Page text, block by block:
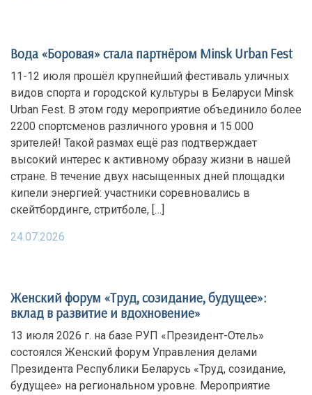
Вода «Боровая» стала партнёром Minsk Urban Fest
11-12 июля прошёл крупнейший фестиваль уличных
видов спорта и городской культуры в Беларуси Minsk
Urban Fest. В этом году мероприятие объединило более
2200 спортсменов различного уровня и 15 000
зрителей! Такой размах ещё раз подтверждает
высокий интерес к активному образу жизни в нашей
стране. В течение двух насыщенных дней площадки
кипели энергией: участники соревновались в
скейтбординге, стритболе, […]
24.07.2026
Женский форум «Труд, созидание, будущее»:
вклад в развитие и вдохновение»
13 июля 2026 г. на базе РУП «Президент-Отель»
состоялся Женский форум Управления делами
Президента Республики Беларусь «Труд, созидание,
будущее» на региональном уровне. Мероприятие